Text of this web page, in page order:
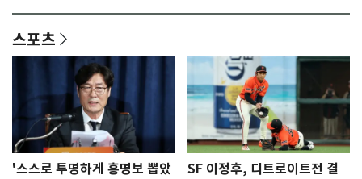
스포츠
'스스로 투명하게 홍명보 뽑았
SF 이정후, 디트로이트전 결